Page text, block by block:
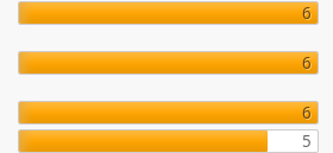
6
6
6
5